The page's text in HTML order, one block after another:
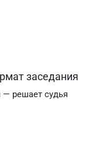
заседания
— решает судья